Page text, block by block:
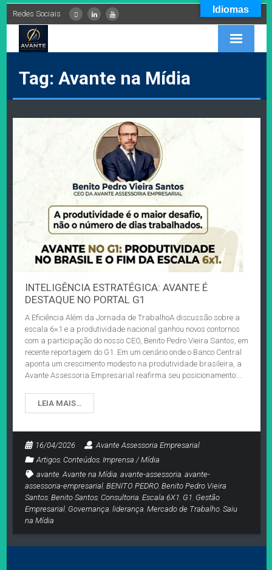
Redes Sociais
EMPRESA
FALE CONOSCO
Tag: Avante na Mídia
INTELIGÊNCIA ESTRATÉGICA: AVANTE É
DESTAQUE NO PORTAL G1
A Eficiência Além da Jornada de TrabalhoA discussão sobre a
escala 6×1 e a produtividade nacional ganhou novos contornos
com a participação do nosso CEO, Benito Pedro Vieira Santos, em
recente reportagem do G1. Em um cenário onde o Banco Central
aponta um crescimento modesto na produtividade brasileira, a
Avante Assessoria Empresarial reafirma seu posicionamento:…
LEIA MAIS…
16/04/2026
Avante Assessoria Empresarial
Artigos, Conteúdos, Imprensa / Mídia
avante,Avante na Mídia, avante-assessoria, avante-
assessoria-empresarial, BENITO PEDRO, Benito Pedro Vieira
Santos, Benito Santos, Consultoria, Escala 6X1, G1, Gestão
Empresarial, Governança, liderança, Mercado de Trabalho, Saiu
na Mídia
Idiomas